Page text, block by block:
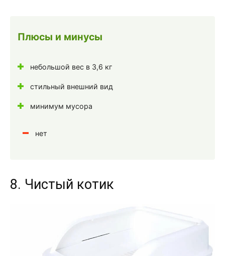
Плюсы и минусы
небольшой вес в 3,6 кг
стильный внешний вид
минимум мусора
нет
8. Чистый котик